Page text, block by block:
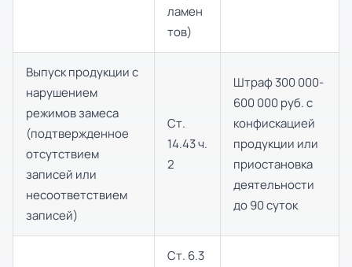
ламен
тов)
Выпуск продукции с
нарушением
режимов замеса
(подтвержденное
отсутствием
записей или
несоответствием
записей)
Ст.
14.43 ч.
2
Штраф 300 000-
600 000 руб. с
конфискацией
продукции или
приостановка
деятельности
до 90 суток
Ст. 6.3